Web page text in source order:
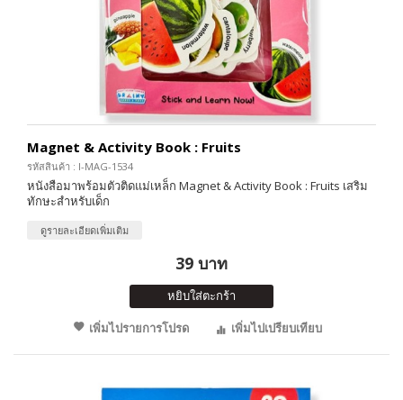
Magnet & Activity Book : Fruits
รหัสสินค้า : I-MAG-1534
หนังสือมาพร้อมตัวติดแม่เหล็ก Magnet & Activity Book : Fruits เสริม
ทักษะสำหรับเด็ก
ดูรายละเอียดเพิ่มเติม
39 บาท
หยิบใส่ตะกร้า
เพิ่มไปรายการโปรด
เพิ่มไปเปรียบเทียบ